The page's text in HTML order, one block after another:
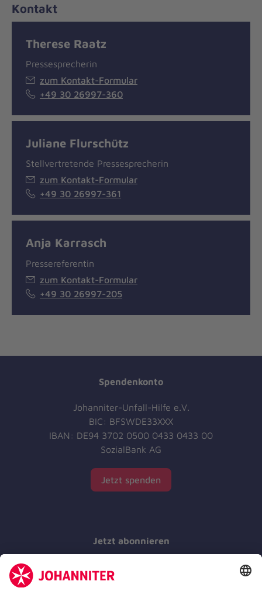
Kontakt
Therese Raatz
Pressesprecherin
zum Kontakt-Formular
+49 30 26997-360
Juliane Flurschütz
Stellvertretende Pressesprecherin
zum Kontakt-Formular
+49 30 26997-361
Anja Karrasch
Pressereferentin
zum Kontakt-Formular
+49 30 26997-205
Spendenkonto
Johanniter-Unfall-Hilfe e.V.
BIC: BFSWDE33XXX
IBAN: DE94 3702 0500 0433 0433 00
SozialBank AG
Jetzt spenden
Jetzt abonnieren
Abständen über unsere Arbeit.